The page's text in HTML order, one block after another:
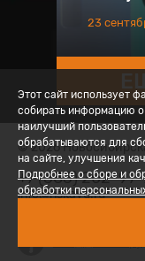
23
© 2026
+7 (383) 202-97-
ur.dvaksn@ofni
Этот сайт использует
собирать информацию
наилучший
обрабатываются для
на сайте, улучшения
Подробнее о сборе и
обработки